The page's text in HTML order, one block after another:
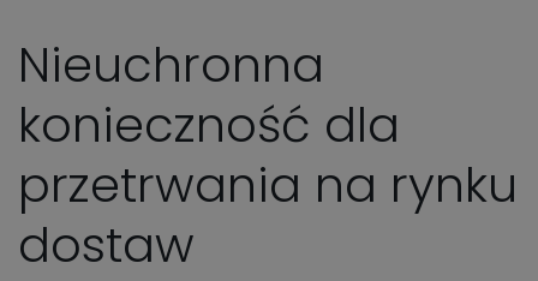
Nieuchronna
konieczność dla
przetrwania na rynku
dostaw